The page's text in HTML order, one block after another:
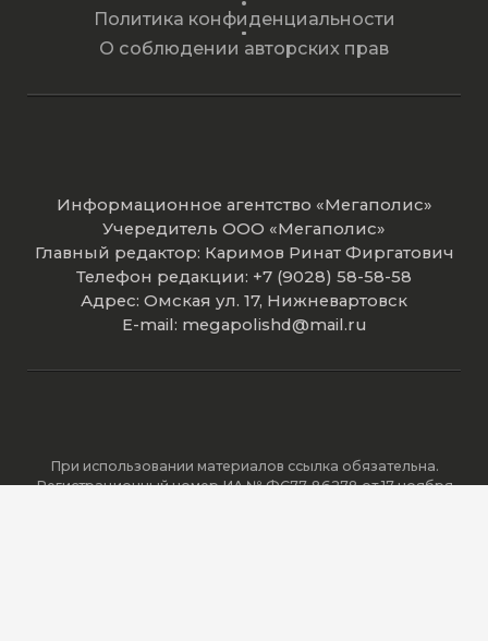
Политика конфиденциальности
О соблюдении авторских прав
Информационное агентство «Мегаполис»
Учередитель ООО «Мегаполис»
Главный редактор: Каримов Ринат Фиргатович
Телефон редакции: +7 (9028) 58-58-58
Адрес: Омская ул. 17, Нижневартовск
E-mail: megapolishd@mail.ru
При использовании материалов ссылка обязательна.
Регистрационный номер ИА № ФС77-86278 от 17 ноября